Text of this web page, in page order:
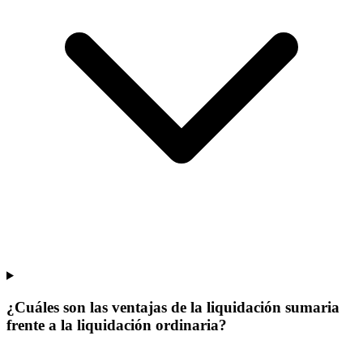
¿Cuáles son las ventajas de la liquidación sumaria
frente a la liquidación ordinaria?